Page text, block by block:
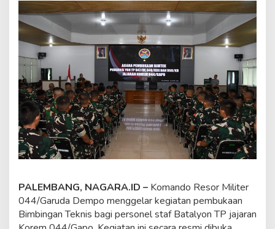
K
o
r
e
m
0
4
/
G
a
p
o
R
e
i
D
i
b
PALEMBANG, NAGARA.ID – Komando Resor Militer
044/Garuda Dempo menggelar kegiatan pembukaan
Bimbingan Teknis bagi personel staf Batalyon TP jajaran